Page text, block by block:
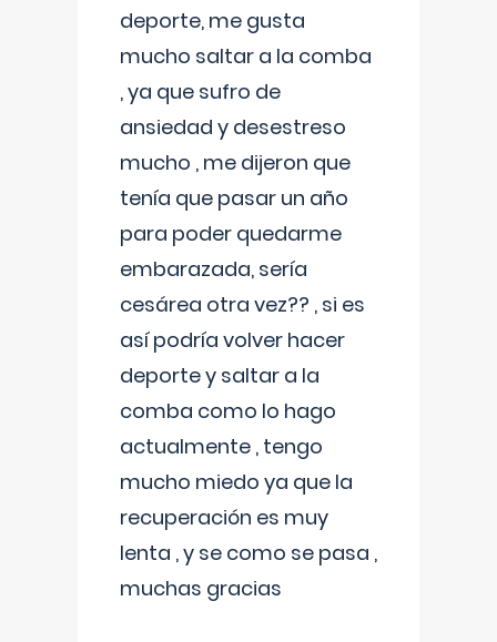
deporte, me gusta
mucho saltar a la comba
, ya que sufro de
ansiedad y desestreso
mucho , me dijeron que
tenía que pasar un año
para poder quedarme
embarazada, sería
cesárea otra vez?? , si es
así podría volver hacer
deporte y saltar a la
comba como lo hago
actualmente , tengo
mucho miedo ya que la
recuperación es muy
lenta , y se como se pasa ,
muchas gracias